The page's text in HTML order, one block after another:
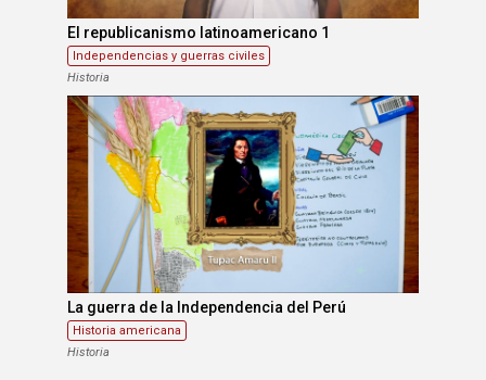
El republicanismo latinoamericano 1
Independencias y guerras civiles
Historia
La guerra de la Independencia del Perú
Historia americana
Historia